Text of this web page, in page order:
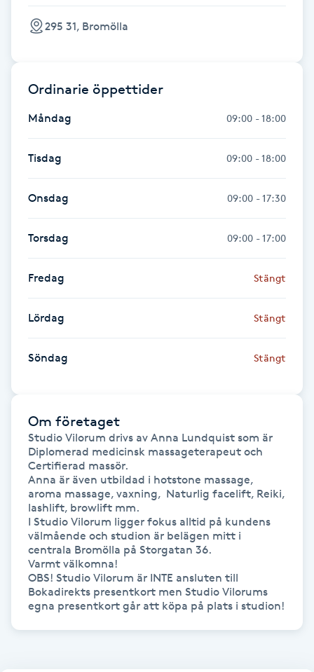
Hatha Yoga
Headspa
Healing
Herrklippning
HIFU
Hyaluronsyra
Hyperhidros
Hypnos
Hårborttagning
Hårbottenbehandling
295 31, Bromölla
Ordinarie öppettider
Måndag 09:00 - 18:00
Tisdag 09:00 - 18:00
Onsdag 09:00 - 17:30
Torsdag 09:00 - 17:00
Fredag Stängt
Lördag Stängt
Söndag Stängt
Om företaget
Studio Vilorum drivs av Anna Lundquist som är
Diplomerad medicinsk massageterapeut och
Certifierad massör.
Anna är även utbildad i hotstone massage,
aroma massage, vaxning,  Naturlig facelift, Reiki,
lashlift, browlift mm.
I Studio Vilorum ligger fokus alltid på kundens
välmående och studion är belägen mitt i
centrala Bromölla på Storgatan 36.
Varmt välkomna!
OBS! Studio Vilorum är INTE ansluten till
Bokadirekts presentkort men Studio Vilorums
egna presentkort går att köpa på plats i studion!